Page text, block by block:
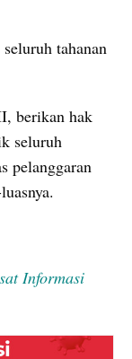
tahanan
seluruh
pelanggaran
Informasi